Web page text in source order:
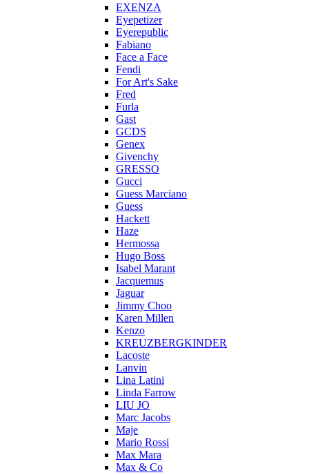
EXENZA
Eyepetizer
Eyerepublic
Fabiano
Face a Face
Fendi
For Art's Sake
Fred
Furla
Gast
GCDS
Genex
Givenchy
GRESSO
Gucci
Guess Marciano
Guess
Hackett
Haze
Hermossa
Hugo Boss
Isabel Marant
Jacquemus
Jaguar
Jimmy Choo
Karen Millen
Kenzo
KREUZBERGKINDER
Lacoste
Lanvin
Lina Latini
Linda Farrow
LIU JO
Marc Jacobs
Maje
Mario Rossi
Max Mara
Max & Co